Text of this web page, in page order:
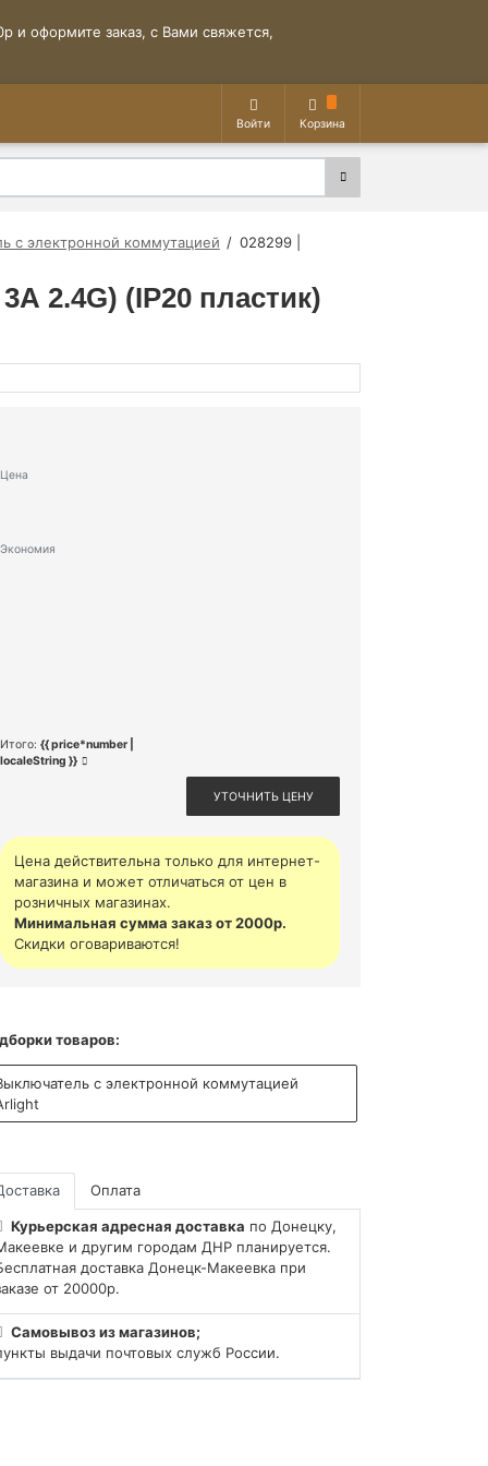
и оформите заказ, с Вами свяжется,
Войти Корзина
с электронной коммутацией
028299 |
2.4G) (IP20 пластик)
Цена
Экономия
Итого: {{ price*number |
localeString }}
УТОЧНИТЬ ЦЕНУ
Цена действительна только для интернет-
магазина и может отличаться от цен в
розничных магазинах.
Минимальная сумма заказ от 2000р.
Скидки оговариваются!
товаров:
с электронной коммутацией
Оплата
Курьерская адресная доставка по Донецку,
и другим городам ДНР планируется.
доставка Донецк-Макеевка при
от 20000р.
Самовывоз из магазинов;
выдачи почтовых служб России.